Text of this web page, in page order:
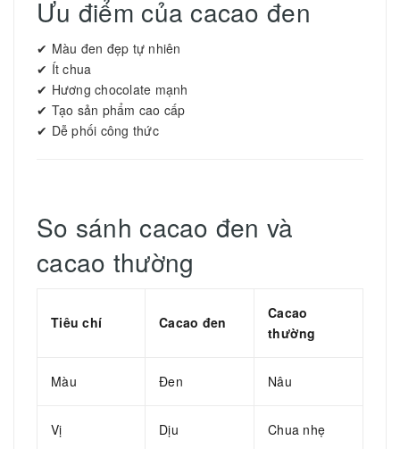
Ưu điểm của cacao đen
✔ Màu đen đẹp tự nhiên
✔ Ít chua
✔ Hương chocolate mạnh
✔ Tạo sản phẩm cao cấp
✔ Dễ phối công thức
So sánh cacao đen và
cacao thường
Tiêu chí Cacao đen
Cacao
thường
Màu Đen Nâu
Vị Dịu Chua nhẹ